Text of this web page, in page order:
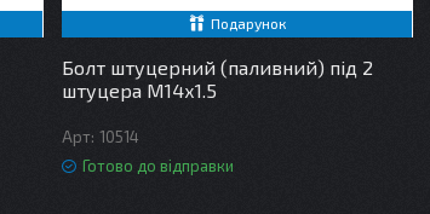
Подарунок
Болт штуцерний (паливний) під 2
штуцера М14х1.5
10514
Готово до відправки